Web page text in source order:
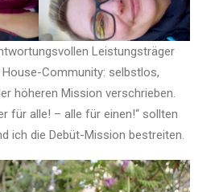
Leistungsträger
Community: selbstlos,
höheren Mission verschrieben.
für alle! – alle für einen!“ sollten
ich die Debüt-Mission bestreiten.